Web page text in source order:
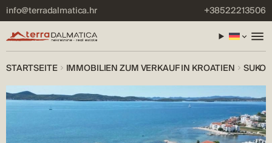
info@terradalmatica.hr +38522213506
STARTSEITE IMMOBILIEN ZUM VERKAUF IN KROATIEN